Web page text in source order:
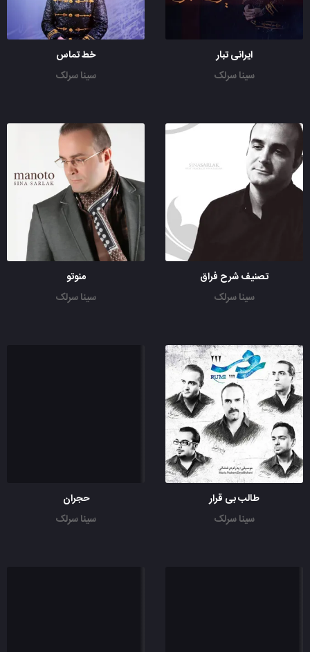
ایرانی تبار
سینا سرلک
خط تماس
سینا سرلک
تصنیف شرح فراق
سینا سرلک
منوتو
سینا سرلک
طالب بی قرار
سینا سرلک
حجران
سینا سرلک